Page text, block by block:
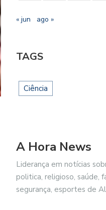
« jun ago »
TAGS
Ciência
A Hora News
Liderança em notícias
politica, religioso, saúde,
segurança, esportes de